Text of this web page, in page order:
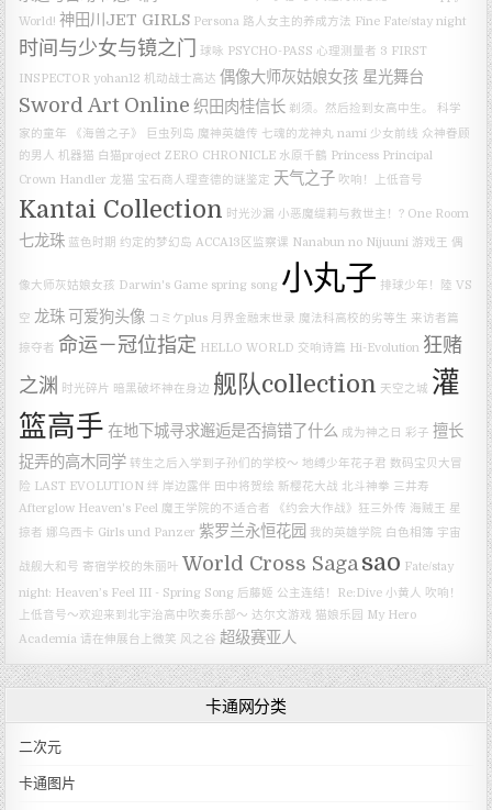
World! 神田川JET GIRLS Persona 路人女主的养成方法 Fine Fate/stay night
时间与少女与镜之门 球咏 PSYCHO-PASS 心理测量者 3 FIRST
INSPECTOR yohan12 机动战士高达 偶像大师灰姑娘女孩 星光舞台
Sword Art Online 织田肉桂信长 剃须。然后捡到女高中生。
科学
家的童年
《海兽之子》 巨虫列岛 魔神英雄传 七魂的龙神丸 nami 少女前线 众神眷顾
的男人 机器猫 白猫project ZERO CHRONICLE 水原千鶴 Princess Principal
Crown Handler 龙猫 宝石商人理查德的谜鉴定 天气之子 吹响！上低音号
Kantai Collection 时光沙漏 小恶魔缇莉与救世主！? One Room
七龙珠 蓝色时期 约定的梦幻岛 ACCA13区监察课 Nanabun no Nijuuni 游戏王 偶
像大师灰姑娘女孩 Darwin's Game spring song 小丸子 排球少年！陸 VS
空 龙珠 可爱狗头像 コミケplus 月界金融末世录 魔法科高校的劣等生 来访者篇
掠夺者 命运－冠位指定 HELLO WORLD 交响诗篇 Hi-Evolution 狂赌
之渊
时光碎片 暗黑破坏神在身边 舰队collection 天空之城 灌
篮高手 在地下城寻求邂逅是否搞错了什么 成为神之日 彩子 擅长
捉弄的高木同学 转生之后入学到子孙们的学校～ 地缚少年花子君 数码宝贝大冒
险 LAST EVOLUTION 绊 岸边露伴 田中将贺绘 新樱花大战 北斗神拳 三井寿
Afterglow Heaven's Feel 魔王学院的不适合者 《约会大作战》狂三外传 海贼王 星
掠者 娜乌西卡 Girls und Panzer 紫罗兰永恒花园 我的英雄学院 白色相簿 宇宙
战舰大和号 寄宿学校的朱丽叶 World Cross Sagasao Fate/stay
night: Heaven’s Feel III - Spring Song 后藤姬 公主连结！Re:Dive 小黄人 吹响！
上低音号～欢迎来到北宇治高中吹奏乐部～ 达尔文游戏 猫娘乐园 My Hero
Academia 请在伸展台上微笑 风之谷 超级赛亚人
卡通网分类
二次元
卡通图片